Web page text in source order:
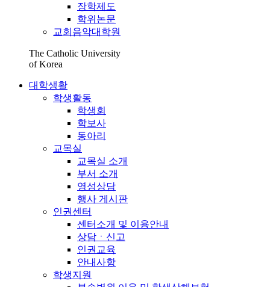
장학제도
학위논문
교회음악대학원
The Catholic University
of Korea
대학생활
학생활동
학생회
학보사
동아리
교목실
교목실 소개
부서 소개
영성상담
행사 게시판
인권센터
센터소개 및 이용안내
상담ㆍ신고
인권교육
안내사항
학생지원